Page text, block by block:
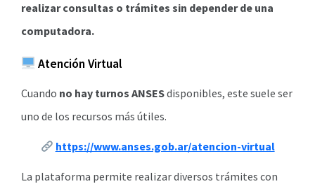
realizar consultas o trámites sin depender de una
computadora.
Atención Virtual
Cuando no hay turnos ANSESdisponibles, este suele ser
uno de los recursos más útiles.
https://www.anses.gob.ar/atencion-virtual
La plataforma permite realizar diversos trámites con